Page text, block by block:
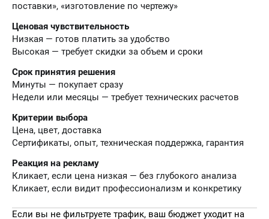
поставки», «изготовление по чертежу»
Ценовая чувствительность
Низкая — готов платить за удобство
Высокая — требует скидки за объем и сроки
Срок принятия решения
Минуты — покупает сразу
Недели или месяцы — требует технических расчетов
Критерии выбора
Цена, цвет, доставка
Сертификаты, опыт, техническая поддержка, гарантия
Реакция на рекламу
Кликает, если цена низкая — без глубокого анализа
Кликает, если видит профессионализм и конкретику
Если вы не фильтруете трафик, ваш бюджет уходит на